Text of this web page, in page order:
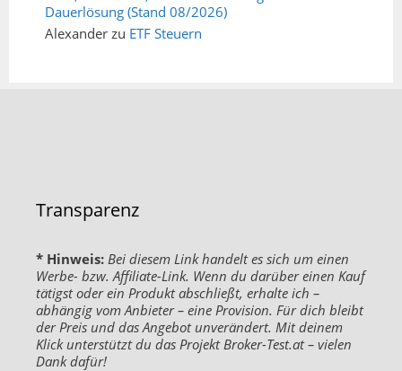
Dauerlösung (Stand 08/2026)
Alexander zu ETF Steuern
Transparenz
* Hinweis: Bei diesem Link handelt es sich um einen
Werbe- bzw. Affiliate-Link. Wenn du darüber einen Kauf
tätigst oder ein Produkt abschließt, erhalte ich –
abhängig vom Anbieter – eine Provision. Für dich bleibt
der Preis und das Angebot unverändert. Mit deinem
Klick unterstützt du das Projekt Broker-Test.at – vielen
Dank dafür!